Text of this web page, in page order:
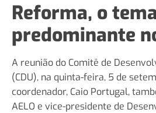
Reforma, o
predominante
A reunião do Comitê de
(CDU), na quinta-feira, 5 de
coordenador, Caio Portugal,
AELO e vice-presidente de